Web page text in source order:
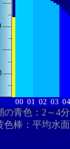
00 01 02 03 04
の青色：2～4
色棒：平均水